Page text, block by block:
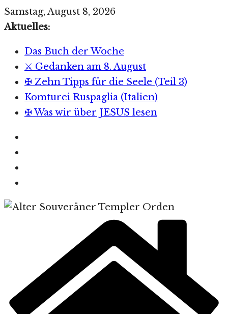
Zum
Inhalt
Samstag, August 8, 2026
Aktuelles:
Das Buch der Woche
⚔️ Gedanken am 8. August
✠ Zehn Tipps für die Seele (Teil 3)
Komturei Ruspaglia (Italien)
✠ Was wir über JESUS lesen